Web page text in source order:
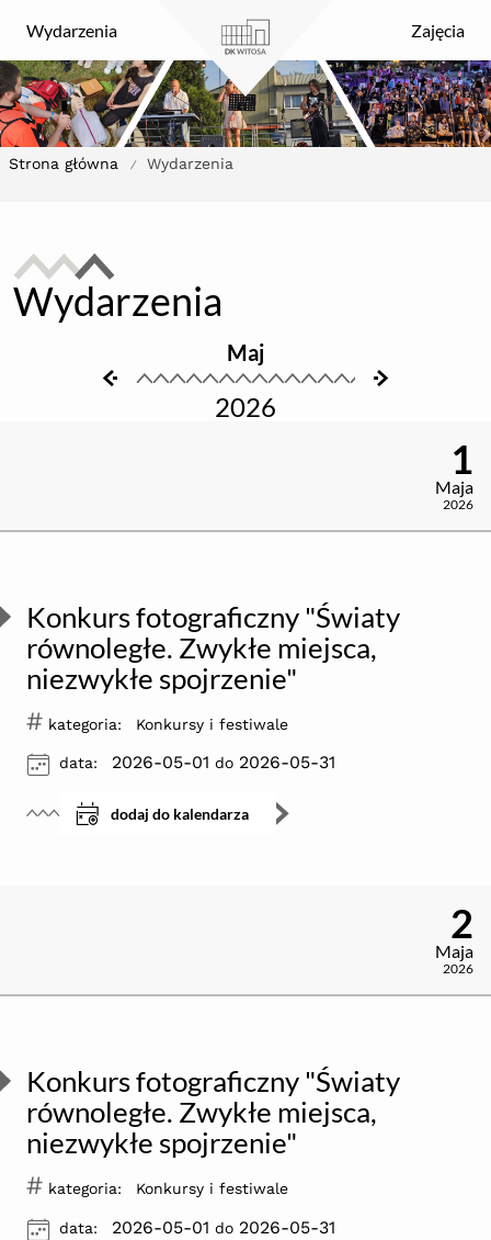
Wydarzenia Zajęcia
Strona główna / Wydarzenia
Wydarzenia
ikona
Maj
2026
1
Maja
2026
Konkurs fotograficzny "Światy
równoległe. Zwykłe miejsca,
niezwykłe spojrzenie"
dodaj do kalendarza
# kategoria: Konkursy i festiwale
ikona
data: 2026-05-01 do 2026-05-31
2
Maja
2026
Konkurs fotograficzny "Światy
równoległe. Zwykłe miejsca,
niezwykłe spojrzenie"
# kategoria: Konkursy i festiwale
ikona
data: 2026-05-01 do 2026-05-31